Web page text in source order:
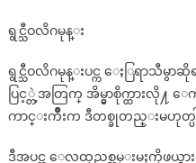
ရွင္သီဝလိဂမုန္း
ရွင္သီဝလိဂမုန္းပင္က ေႏြရာသီမွာ
ပြင့္တဲ့အတြက္ အိမ္မွာစိုက္ထားလို႔ ေ
ကာင္းက်ိဳးက ဒီတစ္ခုတည္းမဟုတ္ပ
ဒီအပင္က ေလထုညစ္ညမ္းမႈကိုဖယ္ရွ